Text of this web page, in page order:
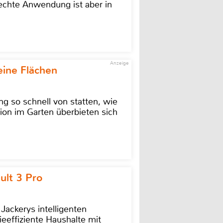
Anwendung ist aber in
Anzeige
Flächen
so schnell von statten, wie
im Garten überbieten sich
3 Pro
intelligenten
Haushalte mit